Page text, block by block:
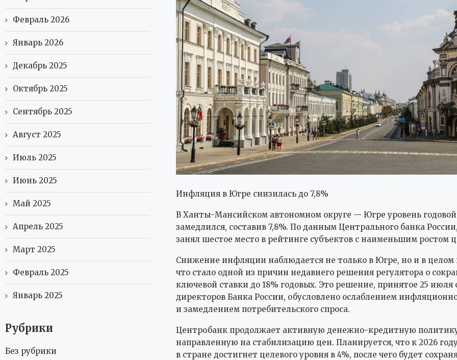
Инфляция в Югре снизилась до 7,8%
В Ханты-Мансийском автономном округе — Югре уровень
замедлился, составив 7,8%. По данным Центрального банка
занял шестое место в рейтинге субъектов с наименьшим ростом
Снижение инфляции наблюдается не только в Югре, но и в целом
что стало одной из причин недавнего решения регулятора о
ключевой ставки до 18% годовых. Это решение, принятое 25 июля
директоров Банка России, обусловлено ослаблением
и замедлением потребительского спроса.
Центробанк продолжает активную денежно-кредитную
направленную на стабилизацию цен. Планируется, что к 2026
в стране достигнет целевого уровня в 4%, после чего будет
Февраль 2026
Январь 2026
Декабрь 2025
Октябрь 2025
Сентябрь 2025
Август 2025
Июль 2025
Июнь 2025
Май 2025
Апрель 2025
Март 2025
Февраль 2025
Январь 2025
Рубрики
Без рубрики